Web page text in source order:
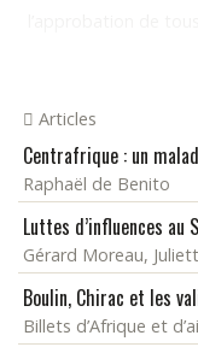
l’approbation de
Articles
Centrafrique : un
Raphaël de Benito
Luttes d’influences au
Gérard Moreau,
Boulin, Chirac et les
Billets d’Afrique et